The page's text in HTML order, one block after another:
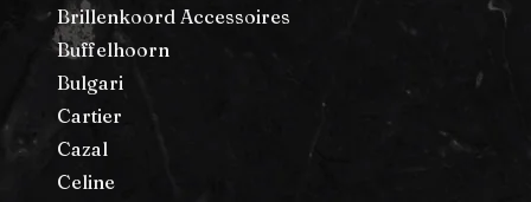
Brillenkoord Accessoires
Buffelhoorn
Bulgari
Cartier
Cazal
Celine